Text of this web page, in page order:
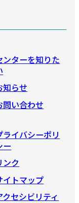
ンターを知りた
知らせ
問い合わせ
ライバシーポリ
ー
ンク
イトマップ
クセシビリティ